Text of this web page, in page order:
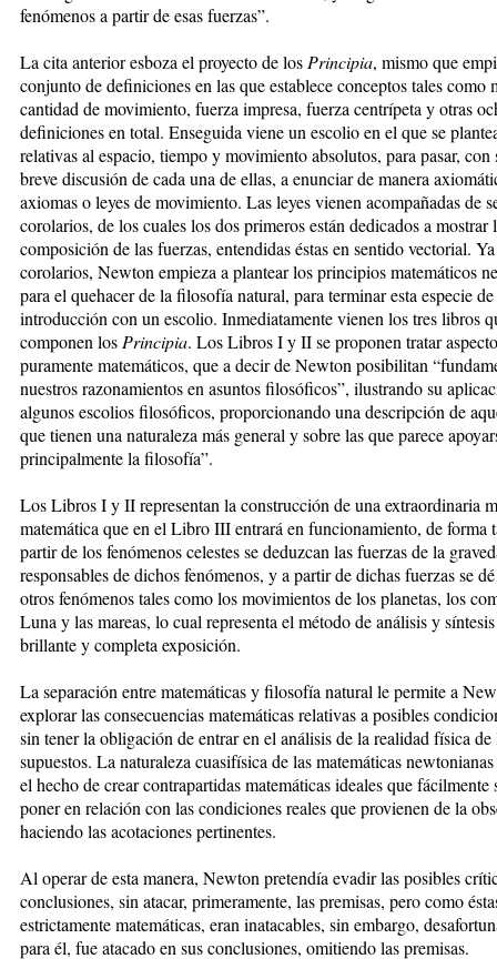
fenómenos a partir de esas fuerzas”.
La cita anterior esboza el proyecto de los Principia, mismo que
conjunto de definiciones en las que establece conceptos tales como
cantidad de movimiento, fuerza impresa, fuerza centrípeta y otras
definiciones en total. Enseguida viene un escolio en el que se
relativas al espacio, tiempo y movimiento absolutos, para pasar, con
breve discusión de cada una de ellas, a enunciar de manera
axiomas o leyes de movimiento. Las leyes vienen acompañadas de
corolarios, de los cuales los dos primeros están dedicados a mostrar
composición de las fuerzas, entendidas éstas en sentido vectorial.
corolarios, Newton empieza a plantear los principios matemáticos
para el quehacer de la filosofía natural, para terminar esta especie de
introducción con un escolio. Inmediatamente vienen los tres libros
componen los Principia. Los Libros I y II se proponen tratar
puramente matemáticos, que a decir de Newton posibilitan
nuestros razonamientos en asuntos filosóficos”, ilustrando su
algunos escolios filosóficos, proporcionando una descripción de
que tienen una naturaleza más general y sobre las que parece
principalmente la filosofía”.
Los Libros I y II representan la construcción de una extraordinaria
matemática que en el Libro III entrará en funcionamiento, de forma
partir de los fenómenos celestes se deduzcan las fuerzas de la
responsables de dichos fenómenos, y a partir de dichas fuerzas se
otros fenómenos tales como los movimientos de los planetas, los
Luna y las mareas, lo cual representa el método de análisis y
brillante y completa exposición.
La separación entre matemáticas y filosofía natural le permite a
explorar las consecuencias matemáticas relativas a posibles
sin tener la obligación de entrar en el análisis de la realidad física de
supuestos. La naturaleza cuasifísica de las matemáticas newtonianas
el hecho de crear contrapartidas matemáticas ideales que fácilmente
poner en relación con las condiciones reales que provienen de la
haciendo las acotaciones pertinentes.
Al operar de esta manera, Newton pretendía evadir las posibles
conclusiones, sin atacar, primeramente, las premisas, pero como
estrictamente matemáticas, eran inatacables, sin embargo,
para él, fue atacado en sus conclusiones, omitiendo las premisas.